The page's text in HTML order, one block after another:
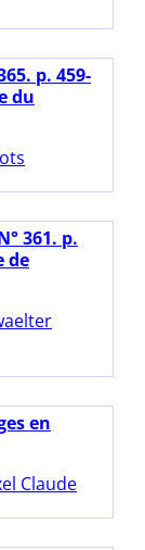
p. 459-
du
361. p.
de
en
Claude